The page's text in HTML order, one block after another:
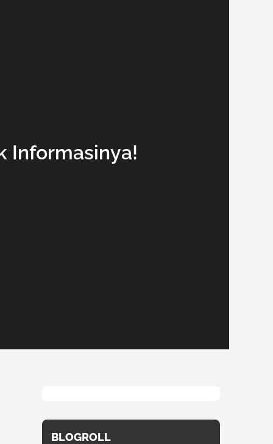
Informasinya!
BLOGROLL